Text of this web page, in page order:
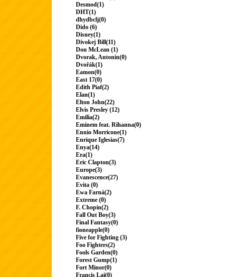
Desmod(1)
DHT(1)
dhydbclj(0)
Dido (6)
Disney(1)
Divokej Bill(11)
Don McLean (1)
Dvorak, Antonin(0)
Dvořák(1)
Eamon(0)
East 17(0)
Edith Piaf(2)
Elan(1)
Elton John(22)
Elvis Presley (12)
Emilia(2)
Eminem feat. Rihanna(0)
Ennio Morricone(1)
Enrique Iglesias(7)
Enya(14)
Era(1)
Eric Clapton(3)
Europe(3)
Evanescence(27)
Evita (0)
Ewa Farná(2)
Extreme (0)
F. Chopin(2)
Fall Out Boy(3)
Final Fantasy(0)
fioneapple(0)
Five for Fighting (3)
Foo Fighters(2)
Fools Garden(0)
Forest Gump(1)
Fort Minor(0)
Francis Lai(0)